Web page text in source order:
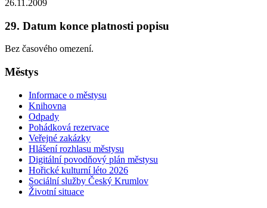
26.11.2009
29. Datum konce platnosti popisu
Bez časového omezení.
Městys
Informace o městysu
Knihovna
Odpady
Pohádková rezervace
Veřejné zakázky
Hlášení rozhlasu městysu
Digitální povodňový plán městysu
Hořické kulturní léto 2026
Sociální služby Český Krumlov
Životní situace